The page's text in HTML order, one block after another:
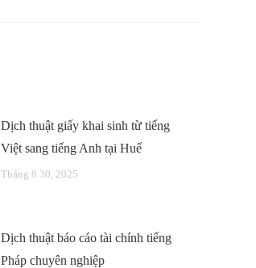
Dịch thuật giấy khai sinh từ tiếng
Việt sang tiếng Anh tại Huế
Tháng 8 30, 2025
Dịch thuật báo cáo tài chính tiếng
Pháp chuyên nghiệp